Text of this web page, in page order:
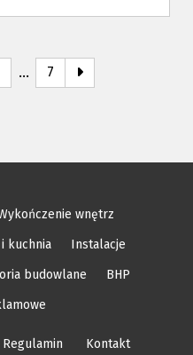
… 7
wnętrz
kuchnia
Instalacje
budowlane
BHP
Regulamin Kontakt